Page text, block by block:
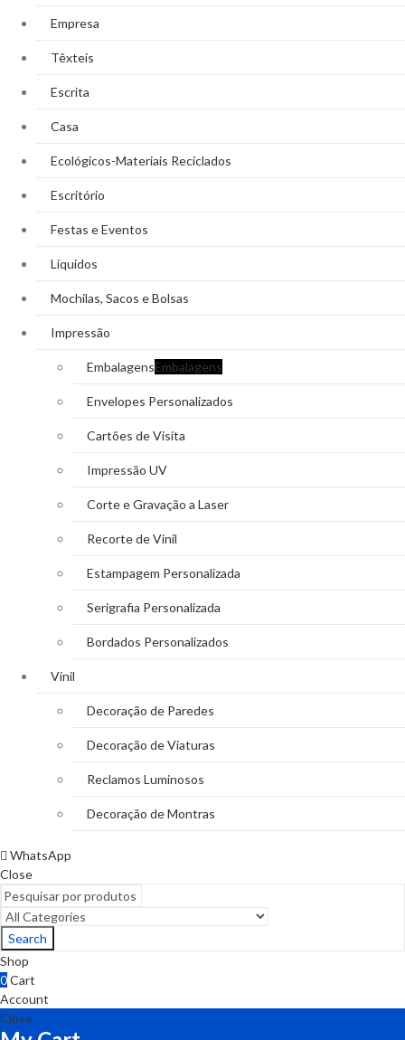
Empresa
Têxteis
Escrita
Casa
Ecológicos-Materiais Reciclados
Escritório
Festas e Eventos
Líquidos
Mochilas, Sacos e Bolsas
Impressão
EmbalagensEmbalagens
Envelopes Personalizados
Cartões de Visita
Impressão UV
Corte e Gravação a Laser
Recorte de Vinil
Estampagem Personalizada
Serigrafia Personalizada
Bordados Personalizados
Vinil
Decoração de Paredes
Decoração de Viaturas
Reclamos Luminosos
Decoração de Montras
WhatsApp
Close
Search
Shop
0Cart
Account
Close